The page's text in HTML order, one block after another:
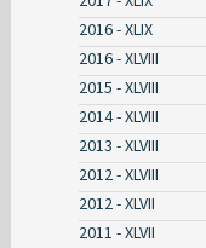
2016 - XLIX
2016 - XLVIII
2015 - XLVIII
2014 - XLVIII
2013 - XLVIII
2012 - XLVIII
2012 - XLVII
2011 - XLVII